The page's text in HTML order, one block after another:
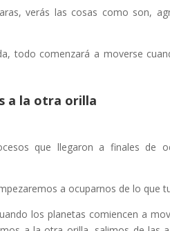
verás las cosas como son,
todo comenzará a moverse
a la otra orilla
que llegaron a finales de
a ocuparnos de lo que
los planetas comiencen a